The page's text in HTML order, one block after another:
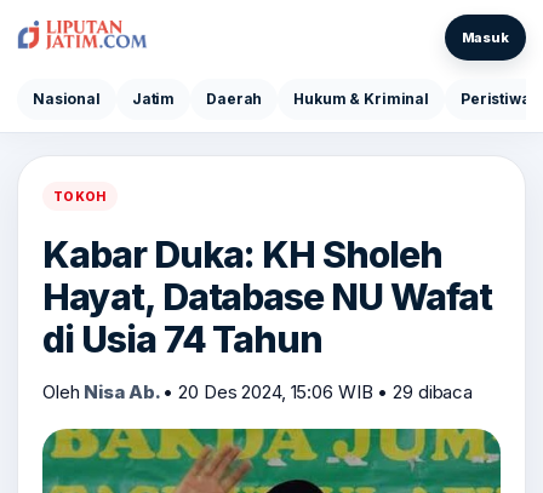
Nasional Jatim Daerah Hukum & Kriminal Peristiwa
Masuk
TOKOH
Kabar Duka: KH Sholeh
Hayat, Database NU Wafat
di Usia 74 Tahun
Oleh Nisa Ab. • 20 Des 2024, 15:06 WIB • 29 dibaca